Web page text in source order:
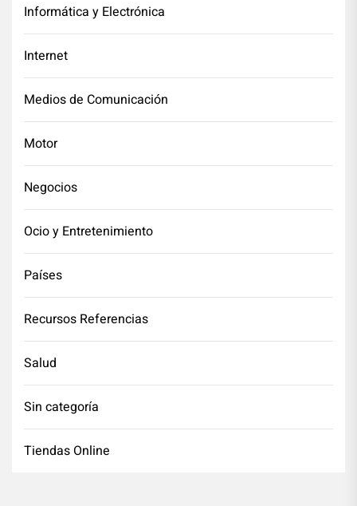
Informática y Electrónica
Internet
Medios de Comunicación
Motor
Negocios
Ocio y Entretenimiento
Países
Recursos Referencias
Salud
Sin categoría
Tiendas Online